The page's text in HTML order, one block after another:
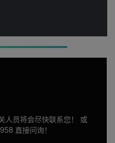
人员将会尽快联系您！ 或
直接问询！